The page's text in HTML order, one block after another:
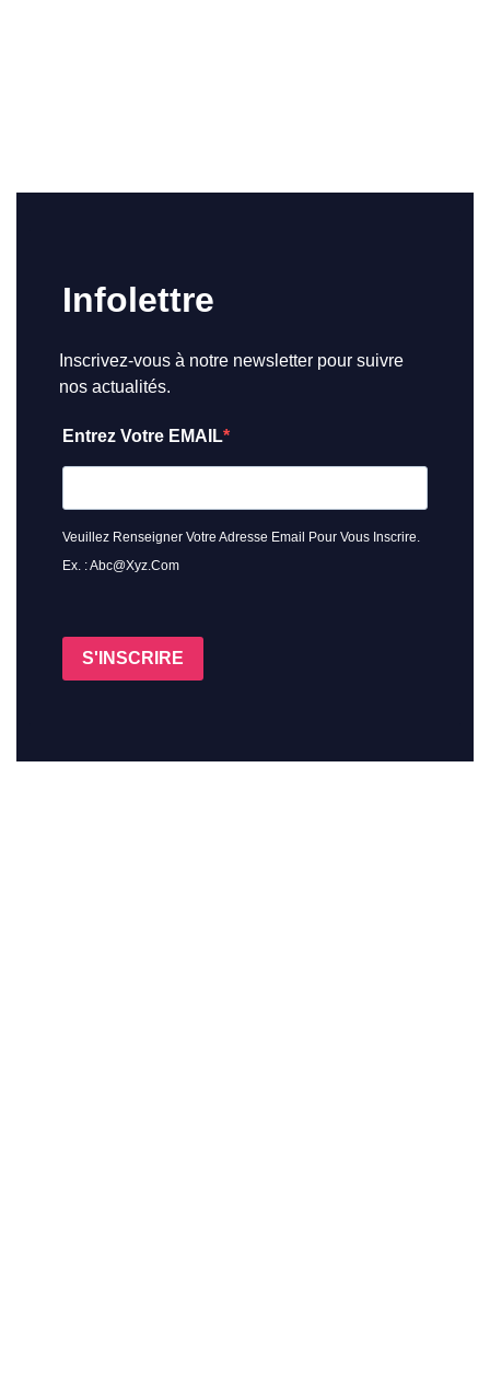
Infolettre
Inscrivez-vous à notre newsletter pour suivre
nos actualités.
Entrez Votre EMAIL
Veuillez Renseigner Votre Adresse Email Pour Vous Inscrire.
Ex. : Abc@xyz.com
S'INSCRIRE